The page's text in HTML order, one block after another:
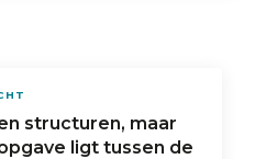
structuren, maar
ligt tussen de